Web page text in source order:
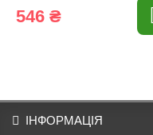
546 ₴
ІНФОРМАЦІЯ